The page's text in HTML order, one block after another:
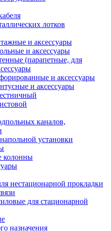
лотков
и аксессуары
и аксессуары
(парапетные, для
и аксессуары
и аксессуары
каналов,
установки
колонны
нестационарной прокладки
для стационарной
назначения